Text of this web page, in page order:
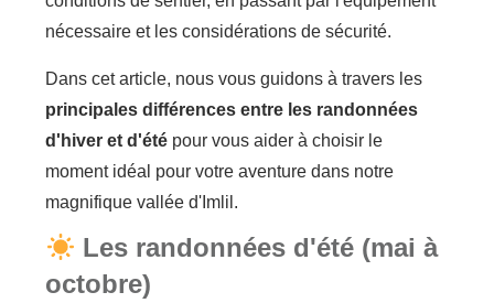
nécessaire et les considérations de sécurité.
Dans cet article, nous vous guidons à travers les
principales différences entre les randonnées
d'hiver et d'été pour vous aider à choisir le
moment idéal pour votre aventure dans notre
magnifique vallée d'Imlil.
Les randonnées d'été (mai à
octobre)